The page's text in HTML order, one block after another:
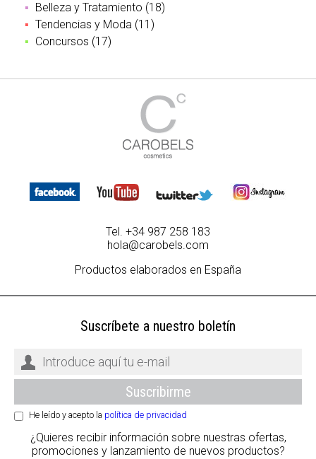
Belleza y Tratamiento (18)
Tendencias y Moda (11)
Concursos (17)
Tel. +34 987 258 183
hola@carobels.com
Productos elaborados en España
Suscríbete a nuestro boletín
He leído y acepto la política de privacidad
¿Quieres recibir información sobre nuestras ofertas,
promociones y lanzamiento de nuevos productos?